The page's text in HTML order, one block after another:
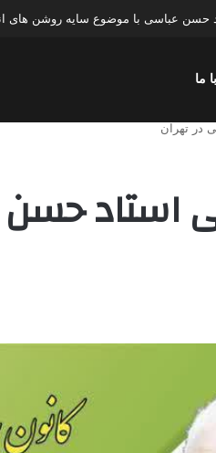
حسن عباسی با موضوع چهار انتخاب ۱۴۰۰
ما
سخنرانی